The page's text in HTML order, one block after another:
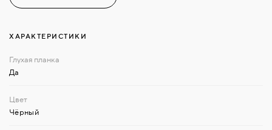
ХАРАКТЕРИСТИКИ
Да
Чёрный